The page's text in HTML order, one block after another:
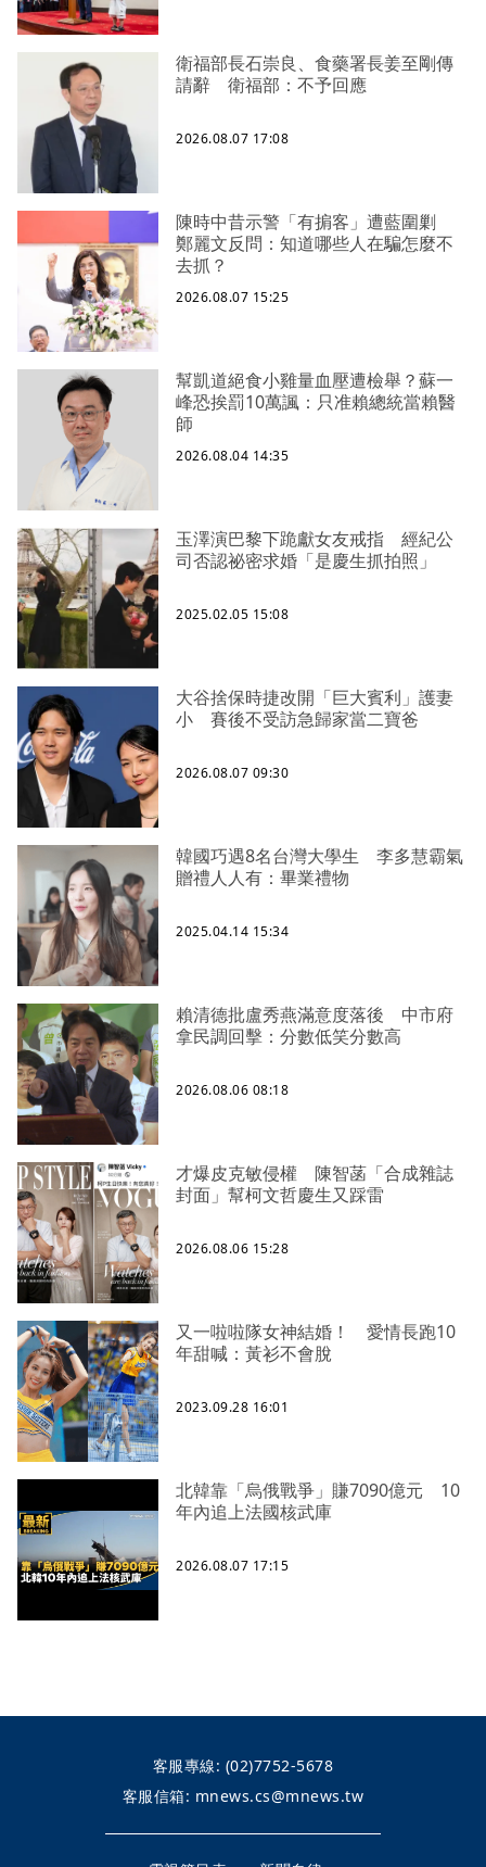
衛福部長石崇良、食藥署長姜至剛傳
請辭 衛福部：不予回應
2026.08.07 17:08
陳時中昔示警「有掮客」遭藍圍剿
鄭麗文反問：知道哪些人在騙怎麼不
去抓？
2026.08.07 15:25
幫凱道絕食小雞量血壓遭檢舉？蘇一
峰恐挨罰10萬諷：只准賴總統當賴醫
師
2026.08.04 14:35
玉澤演巴黎下跪獻女友戒指 經紀公
司否認祕密求婚「是慶生抓拍照」
2025.02.05 15:08
大谷捨保時捷改開「巨大賓利」護妻
小 賽後不受訪急歸家當二寶爸
2026.08.07 09:30
韓國巧遇8名台灣大學生 李多慧霸氣
贈禮人人有：畢業禮物
2025.04.14 15:34
賴清德批盧秀燕滿意度落後 中市府
拿民調回擊：分數低笑分數高
2026.08.06 08:18
才爆皮克敏侵權 陳智菡「合成雜誌
封面」幫柯文哲慶生又踩雷
2026.08.06 15:28
又一啦啦隊女神結婚！ 愛情長跑10
年甜喊：黃衫不會脫
2023.09.28 16:01
北韓靠「烏俄戰爭」賺7090億元 10
年內追上法國核武庫
2026.08.07 17:15
客服專線: (02)7752-5678
客服信箱: mnews.cs@mnews.tw